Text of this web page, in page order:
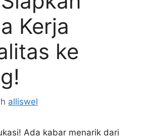
Kerja
ke
alliswel
Ada kabar menarik dari